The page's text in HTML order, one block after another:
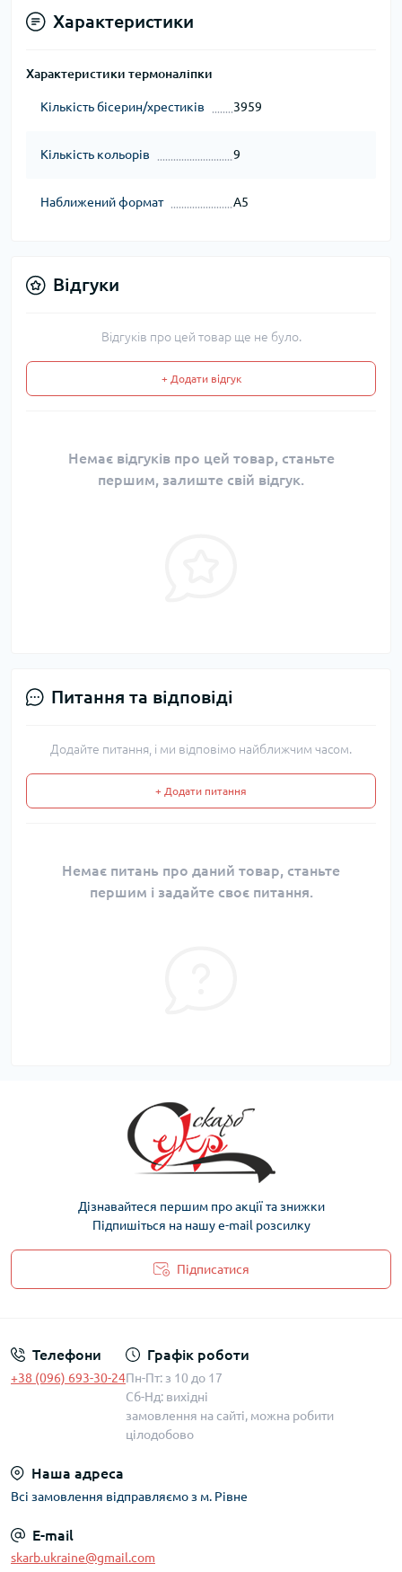
Характеристики
Характеристики термоналіпки
Кількість бісерин/хрестиків 3959
Кількість кольорів 9
Наближений формат А5
Відгуки
Відгуків про цей товар ще не було.
+ Додати відгук
Немає відгуків про цей товар, станьте
першим, залиште свій відгук.
Питання та відповіді
Додайте питання, і ми відповімо найближчим часом.
+ Додати питання
Немає питань про даний товар, станьте
першим і задайте своє питання.
Дізнавайтеся першим про акції та знижки
Підпишіться на нашу e-mail розсилку
Підписатися
Телефони
+38 (096) 693-30-24
Графік роботи
Пн-Пт: з 10 до 17
Сб-Нд: вихідні
замовлення на сайті, можна робити
цілодобово
Наша адреса
Всі замовлення відправляємо з м. Рівне
E-mail
skarb.ukraine@gmail.com